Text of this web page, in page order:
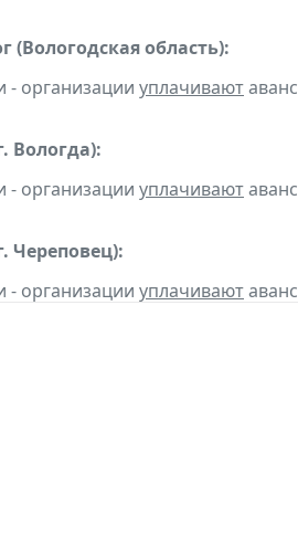
(Вологодская область):
- организации уплачивают
Вологда):
- организации уплачивают
Череповец):
- организации уплачивают